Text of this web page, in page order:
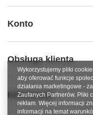
Konto
Obsługa klienta
Informacje
Wykorzystujemy pliki
aby oferować funkcje
działania marketingowe -
Zaufanych Partnerów. Pliki
reklam. Więcej informacji
informacji na temat